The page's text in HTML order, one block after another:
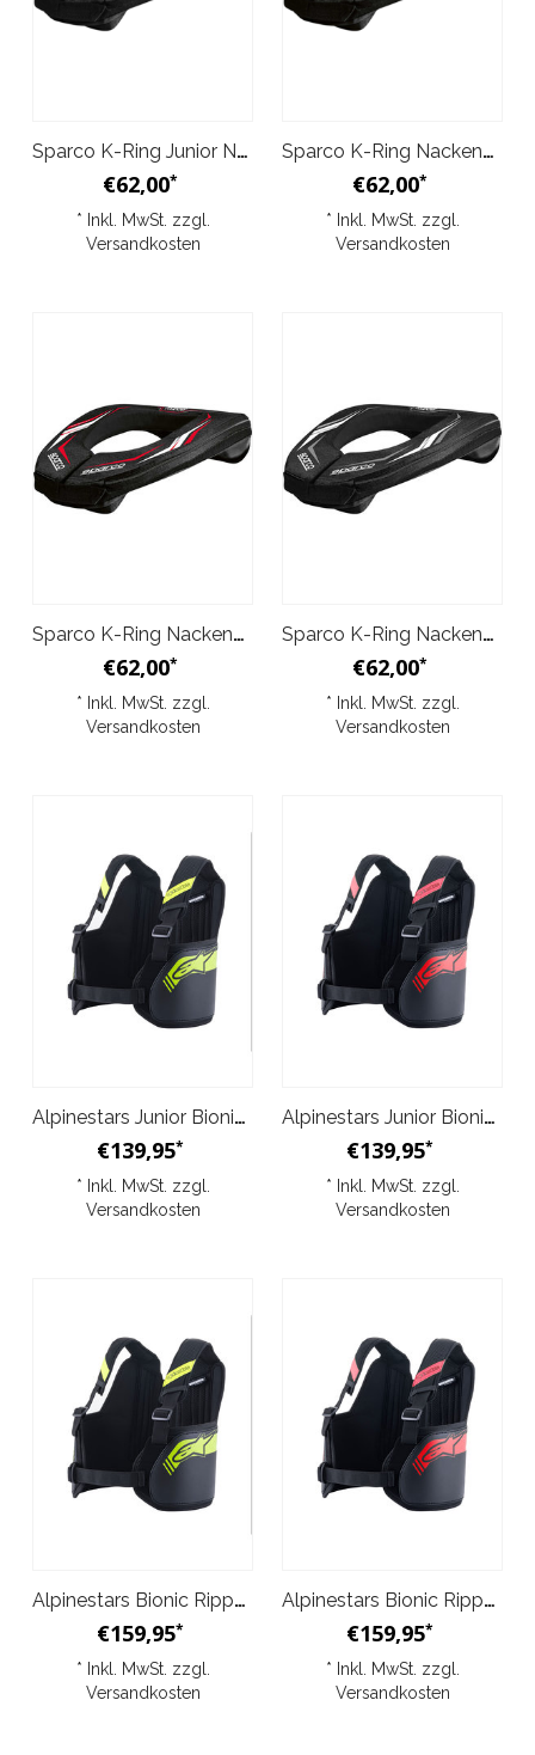
Sparco K-Ring Junior Nackenschutz Schwarz/Grau/Weiß
€62,00*
* Inkl. MwSt. zzgl.
Versandkosten
Sparco K-Ring Nackenschutz Junior Schwarz/Rot/Weiß
€62,00*
* Inkl. MwSt. zzgl.
Versandkosten
Sparco K-Ring Nackenschutz Schwarz/Rot/Weiß
€62,00*
* Inkl. MwSt. zzgl.
Versandkosten
Sparco K-Ring Nackenschutz Schwarz/Grau/Weiß
€62,00*
* Inkl. MwSt. zzgl.
Versandkosten
Alpinestars Junior Bionic Rippenschutz Schwarz-Gelb
€139,95*
* Inkl. MwSt. zzgl.
Versandkosten
Alpinestars Junior Bionic Rippenschutz Schwarz-Rot
€139,95*
* Inkl. MwSt. zzgl.
Versandkosten
Alpinestars Bionic Rippenschutz Schwarz-Gelb
€159,95*
* Inkl. MwSt. zzgl.
Versandkosten
Alpinestars Bionic Rippenschutz Schwarz-Rot
€159,95*
* Inkl. MwSt. zzgl.
Versandkosten